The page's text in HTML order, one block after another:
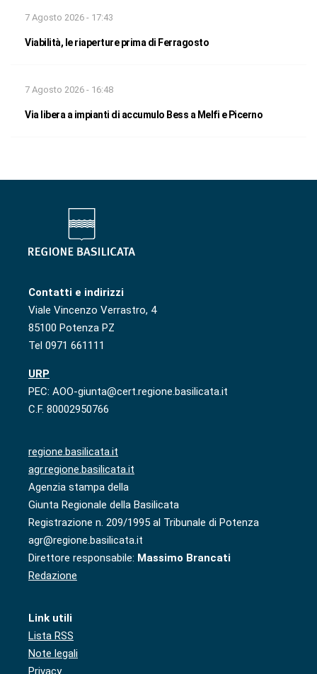
7 Agosto 2026 - 17:43
Viabilità, le riaperture prima di Ferragosto
7 Agosto 2026 - 16:48
Via libera a impianti di accumulo Bess a Melfi e Picerno
Contatti e indirizzi
Viale Vincenzo Verrastro, 4
85100 Potenza PZ
Tel 0971 661111
URP
PEC: AOO-giunta@cert.regione.basilicata.it
C.F. 80002950766
regione.basilicata.it
agr.regione.basilicata.it
Agenzia stampa della
Giunta Regionale della Basilicata
Registrazione n. 209/1995 al Tribunale di Potenza
agr@regione.basilicata.it
Direttore responsabile: Massimo Brancati
Redazione
Link utili
Lista RSS
Note legali
Privacy